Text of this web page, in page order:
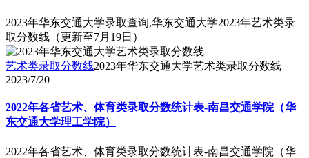
2023年华东交通大学录取查询,华东交通大学2023年艺术类录
取分数线（更新至7月19日）
艺术类录取分数线2023年华东交通大学艺术类录取分数线
2023/7/20
2022年各省艺术、体育类录取分数统计表-南昌交通学院（华
东交通大学理工学院）
2022年各省艺术、体育类录取分数统计表-南昌交通学院（华